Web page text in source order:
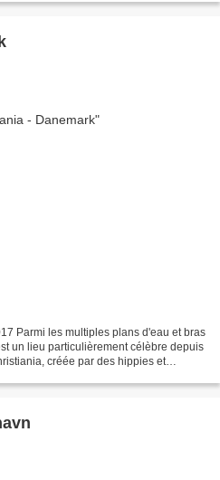
Parmi les multiples plans d'eau et bras
un lieu particulièrement célèbre depuis
créée par des hippies et